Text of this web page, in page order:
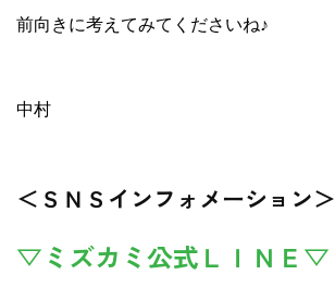
前向きに考えてみてくださいね♪
中村
＜ＳＮＳインフォメーション＞
▽ミズカミ公式ＬＩＮＥ▽